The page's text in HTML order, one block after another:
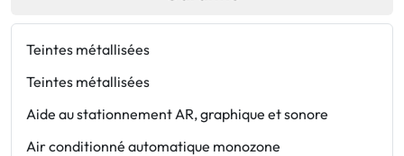
Teintes métallisées
Teintes métallisées
Aide au stationnement AR, graphique et sonore
Air conditionné automatique monozone